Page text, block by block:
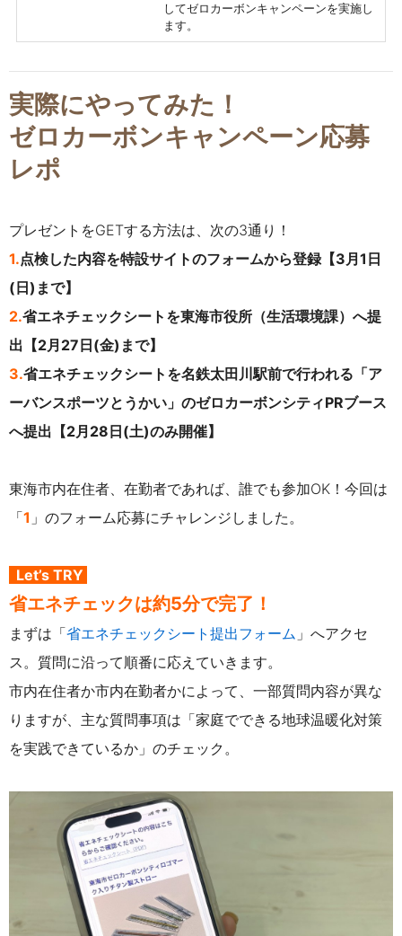
してゼロカーボンキャンペーンを実施し
ます。
実際にやってみた！
ゼロカーボンキャンペーン応募
レポ
プレゼントをGETする方法は、次の3通り！
1.点検した内容を特設サイトのフォームから登録【3月1日
(日)まで】
2.省エネチェックシートを東海市役所（生活環境課）へ提
出【2月27日(金)まで】
3.省エネチェックシートを名鉄太田川駅前で行われる「ア
ーバンスポーツとうかい」のゼロカーボンシティPRブース
へ提出【2月28日(土)のみ開催】
東海市内在住者、在勤者であれば、誰でも参加OK！ 今回は
「1 」のフォーム応募にチャレンジしました。
Let’s TRY
省エネチェックは約5分で完了！
まずは「省エネチェックシート提出フォーム 」へアクセ
ス。質問に沿って順番に応えていきます。
市内在住者か市内在勤者かによって、一部質問内容が異な
りますが、主な質問事項は「家庭でできる地球温暖化対策
を実践できているか」のチェック。